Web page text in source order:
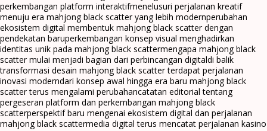
perkembangan platform interaktifmenelusuri perjalanan kreatif
menuju era mahjong black scatter yang lebih modernperubahan
ekosistem digital membentuk mahjong black scatter dengan
pendekatan baruperkembangan konsep visual menghadirkan
identitas unik pada mahjong black scattermengapa mahjong black
scatter mulai menjadi bagian dari perbincangan digitaldi balik
transformasi desain mahjong black scatter terdapat perjalanan
inovasi moderndari konsep awal hingga era baru mahjong black
scatter terus mengalami perubahancatatan editorial tentang
pergeseran platform dan perkembangan mahjong black
scatterperspektif baru mengenai ekosistem digital dan perjalanan
mahjong black scattermedia digital terus mencatat perjalanan kasino